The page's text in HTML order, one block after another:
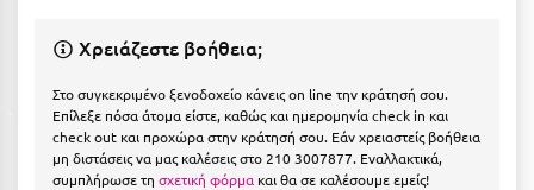
Θάσος
Θεσσαλονίκη
Χρειάζεστε βοήθεια;
Στο συγκεκριμένο ξενοδοχείο κάνεις on line την κράτησή σου.
Επίλεξε πόσα άτομα είστε, καθώς και ημερομηνία check in και
check out και προχώρα στην κράτησή σου. Εάν χρειαστείς βοήθεια
μη διστάσεις να μας καλέσεις στο 210 3007877. Εναλλακτικά,
συμπλήρωσε τη σχετική φόρμα και θα σε καλέσουμε εμείς!